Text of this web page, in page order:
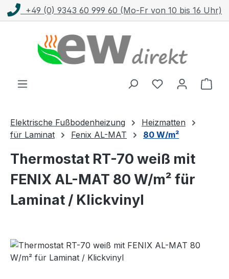
Zum Hauptinhalt springen
von 10 bis 16 Uhr) Kostenloser Versand
Elektrische Fußbodenheizung
Heizmatten
für Laminat
Fenix AL-MAT 80 W/m²
Thermostat RT-70 weiß mit
FENIX AL-MAT 80 W/m² für
Laminat / Klickvinyl
Bildergalerie überspringen